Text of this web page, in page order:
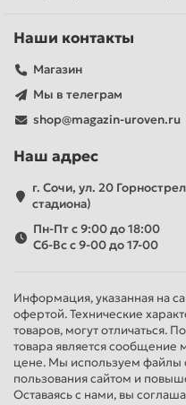
Наши контакты
Магазин
Мы в телеграм
shop@magazin-uroven.ru
Наш адрес
г. Сочи, ул. 20
стадиона)
Пн-Пт с 9:00 до 18:00
Сб-Вс с 9-00 до 17-00
Информация, указанная на
офертой. Технические
товаров, могут отличаться.
товара является сообщение
цене. Мы используем файлы
пользования сайтом и
Оставаясь с нами, вы